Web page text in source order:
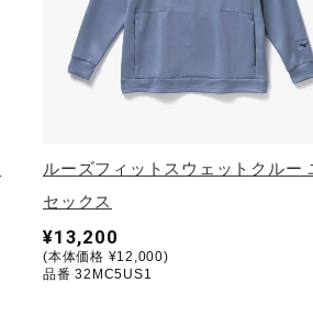
ルーズフィットスウェットクルー
セックス
¥13,200
(本体価格 ¥12,000)
品番 32MC5US1